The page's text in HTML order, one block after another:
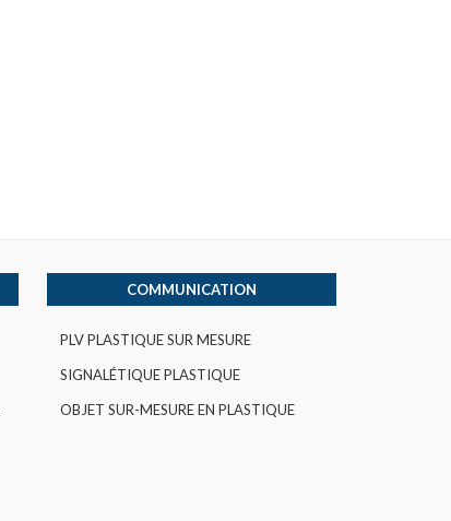
COMMUNICATION
PLV PLASTIQUE SUR MESURE
SIGNALÉTIQUE PLASTIQUE
OBJET SUR-MESURE EN PLASTIQUE